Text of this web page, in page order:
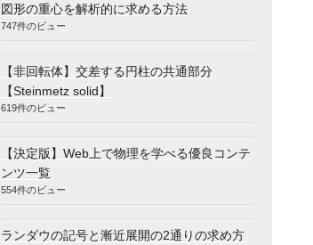
図形の重心を解析的に求める方法
747件のビュー
【非回転体】交差する円柱の共通部分
【Steinmetz solid】
619件のビュー
【決定版】Web上で物理を学べる優良コンテ
ンツ一覧
554件のビュー
ランダウの記号と漸近展開の2通りの求め方